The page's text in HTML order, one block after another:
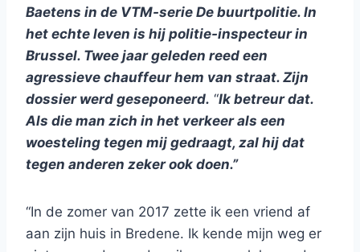
Baetens in de VTM-serie De buurtpolitie. In
het echte leven is hij politie-inspecteur in
Brussel. Twee jaar geleden reed een
agressieve chauffeur hem van straat. Zijn
dossier werd geseponeerd. “Ik betreur dat.
Als die man zich in het verkeer als een
woesteling tegen mij gedraagt, zal hij dat
tegen anderen zeker ook doen.”
“In de zomer van 2017 zette ik een vriend af
aan zijn huis in Bredene. Ik kende mijn weg er